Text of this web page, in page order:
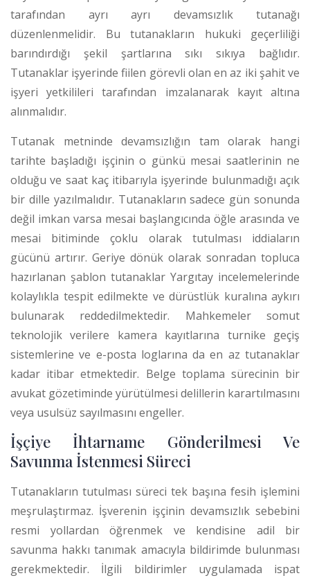
tarafından ayrı ayrı devamsızlık tutanağı
düzenlenmelidir. Bu tutanakların hukuki geçerliliği
barındırdığı şekil şartlarına sıkı sıkıya bağlıdır.
Tutanaklar işyerinde fiilen görevli olan en az iki şahit ve
işyeri yetkilileri tarafından imzalanarak kayıt altına
alınmalıdır.
Tutanak metninde devamsızlığın tam olarak hangi
tarihte başladığı işçinin o günkü mesai saatlerinin ne
olduğu ve saat kaç itibarıyla işyerinde bulunmadığı açık
bir dille yazılmalıdır. Tutanakların sadece gün sonunda
değil imkan varsa mesai başlangıcında öğle arasında ve
mesai bitiminde çoklu olarak tutulması iddiaların
gücünü artırır. Geriye dönük olarak sonradan topluca
hazırlanan şablon tutanaklar Yargıtay incelemelerinde
kolaylıkla tespit edilmekte ve dürüstlük kuralına aykırı
bulunarak reddedilmektedir. Mahkemeler somut
teknolojik verilere kamera kayıtlarına turnike geçiş
sistemlerine ve e-posta loglarına da en az tutanaklar
kadar itibar etmektedir. Belge toplama sürecinin bir
avukat gözetiminde yürütülmesi delillerin karartılmasını
veya usulsüz sayılmasını engeller.
İşçiye İhtarname Gönderilmesi Ve
Savunma İstenmesi Süreci
Tutanakların tutulması süreci tek başına fesih işlemini
meşrulaştırmaz. İşverenin işçinin devamsızlık sebebini
resmi yollardan öğrenmek ve kendisine adil bir
savunma hakkı tanımak amacıyla bildirimde bulunması
gerekmektedir. İlgili bildirimler uygulamada ispat